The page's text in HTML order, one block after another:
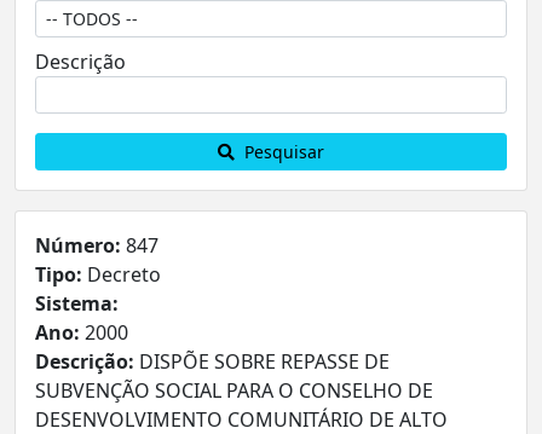
Descrição
Pesquisar
Número: 847
Tipo: Decreto
Sistema:
Ano: 2000
Descrição: DISPÕE SOBRE REPASSE DE
SUBVENÇÃO SOCIAL PARA O CONSELHO DE
DESENVOLVIMENTO COMUNITÁRIO DE ALTO